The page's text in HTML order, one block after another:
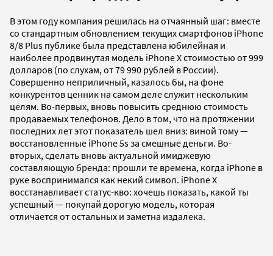
В этом году компания решилась на отчаянный шаг: вместе
со стандартным обновлением текущих смартфонов iPhone
8/8 Plus публике была представлена юбилейная и
наиболее продвинутая модель iPhone X стоимостью от 999
долларов (по слухам, от 79 990 рублей в России).
Совершенно неприличный, казалось бы, на фоне
конкурентов ценник на самом деле служит нескольким
целям. Во-первых, вновь повысить среднюю стоимость
продаваемых телефонов. Дело в том, что на протяжении
последних лет этот показатель шел вниз: виной тому —
восстановленные iPhone 5s за смешные деньги. Во-
вторых, сделать вновь актуальной имиджевую
составляющую бренда: прошли те времена, когда iPhone в
руке воспринимался как некий символ. iPhone X
восстанавливает статус-кво: хочешь показать, какой ты
успешный — покупай дорогую модель, которая
отличается от остальных и заметна издалека.